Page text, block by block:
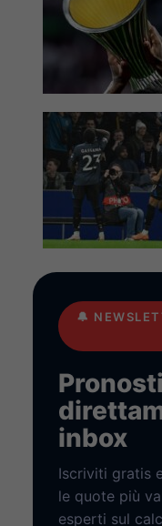
🔔
inbox
Iscriviti gratis
le quote più
esperti sul